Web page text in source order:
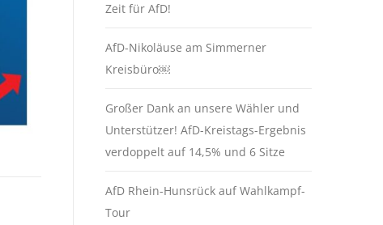
Zeit für AfD!
AfD-Nikoläuse am Simmerner
Kreisbüro￼
Großer Dank an unsere Wähler und
Unterstützer! AfD-Kreistags-Ergebnis
verdoppelt auf 14,5% und 6 Sitze
AfD Rhein-Hunsrück auf Wahlkampf-
Tour